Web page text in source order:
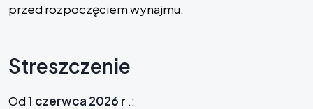
przed rozpoczęciem wynajmu.
Streszczenie
Od1 czerwca 2026 r .: